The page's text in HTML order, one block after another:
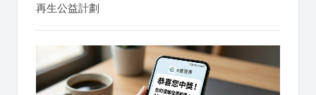
再生公益計劃